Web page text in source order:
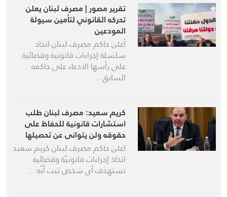
تقرير مصور | مصرف لبنان يعلن
تحركه القانوني لتأمين سيولة
المودعين
أعلن حاكم مصرف لبنان اتخاذ
سلسلة إجراءات قانونية وقضائية
على رأسها الادعاء على حاكمه
السابق …
كريم سعيد: مصرف لبنان طلب
استشارات قانونية للحفاظ على
حقوقه ولن يتوانى عن تحصيلها
لإيفاء أموال المودعين حصرًا
اعلن حاكم مصرف لبنان كريم سعيد
اتخاذ إجراءات قانونيّة وقضائية
تستهدف أي شخص ثبت أنّه …